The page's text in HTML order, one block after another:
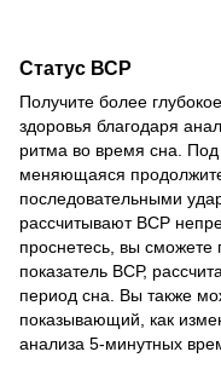
Статус ВСР
Получите более
здоровья благодаря
ритма во время сна.
меняющаяся
последовательными
рассчитывают ВСР
проснетесь, вы сможете
показатель ВСР,
период сна. Вы также
показывающий, как
анализа 5-минутных